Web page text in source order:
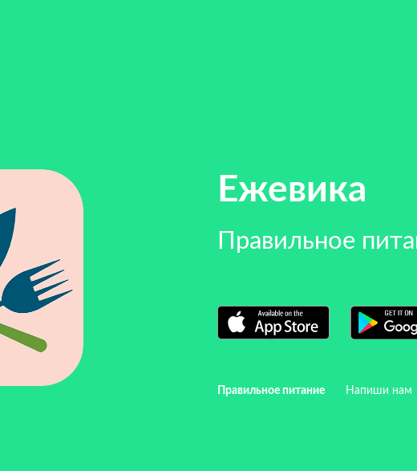
Ежевика
Правильное
Правильное питание Напиши нам